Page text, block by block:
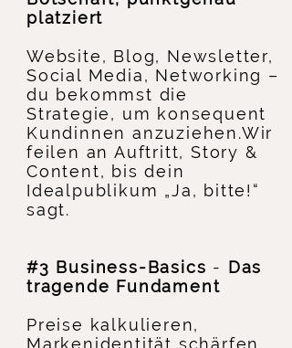
platziert
Website, Blog, Newsletter,
Social Media, Networking –
du bekommst die
Strategie, um konsequent
Kundinnen anzuziehen.Wir
feilen an Auftritt, Story &
Content, bis dein
Idealpublikum „Ja, bitte!“
sagt.
#3 Business-Basics - Das
tragende Fundament
Preise kalkulieren,
Markenidentität schärfen,